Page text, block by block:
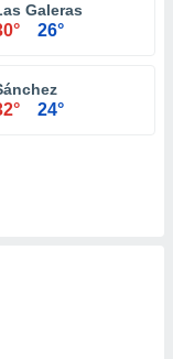
Galeras
26°
24°